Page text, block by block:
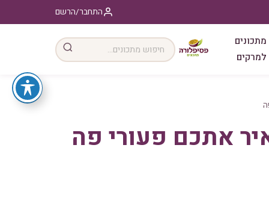
התחבר/הרשם
מתכונים
למרקים
אתכם פעורי פה